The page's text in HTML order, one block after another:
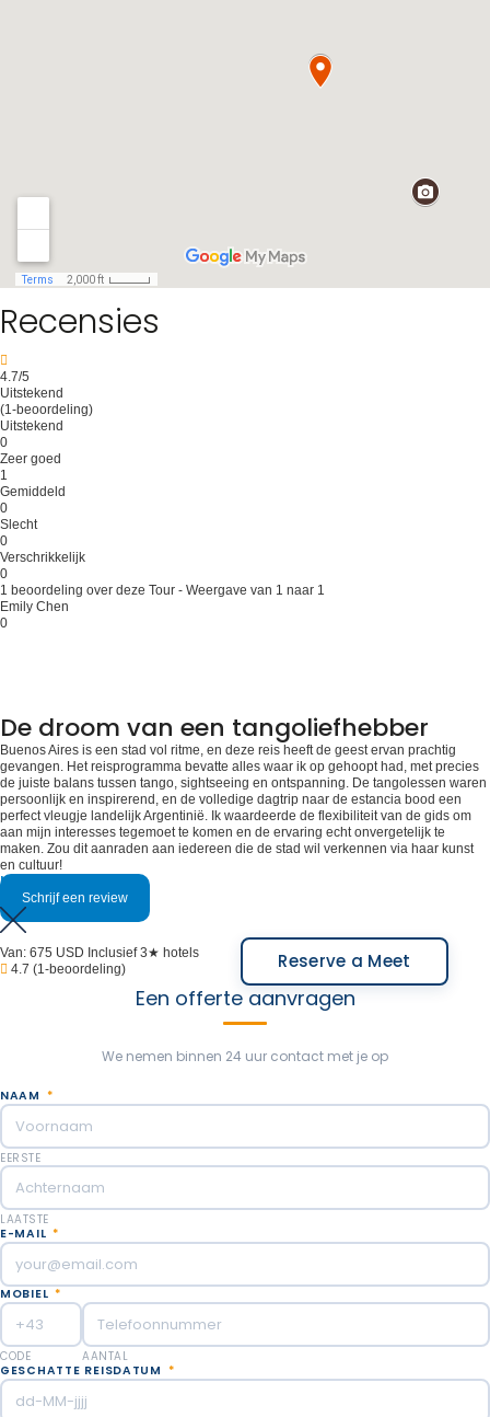
Recensies
4.7/5
Uitstekend
(1-beoordeling)
Uitstekend
0
Zeer goed
1
Gemiddeld
0
Slecht
0
Verschrikkelijk
0
1 beoordeling over deze Tour - Weergave van 1 naar 1
Emily Chen
0
De droom van een tangoliefhebber
Buenos Aires is een stad vol ritme, en deze reis heeft de geest ervan prachtig
gevangen. Het reisprogramma bevatte alles waar ik op gehoopt had, met precies
de juiste balans tussen tango, sightseeing en ontspanning. De tangolessen waren
persoonlijk en inspirerend, en de volledige dagtrip naar de estancia bood een
perfect vleugje landelijk Argentinië. Ik waardeerde de flexibiliteit van de gids om
aan mijn interesses tegemoet te komen en de ervaring echt onvergetelijk te
maken. Zou dit aanraden aan iedereen die de stad wil verkennen via haar kunst
en cultuur!
Meer bekijken
Schrijf een review
Van: 675 USD Inclusief 3★ hotels
4.7 (1-beoordeling) Reserve a Meet
Een offerte aanvragen
We nemen binnen 24 uur contact met je op
NAAM *
EERSTE
LAATSTE
E-MAIL *
MOBIEL *
CODE
AANTAL
GESCHATTE REISDATUM *